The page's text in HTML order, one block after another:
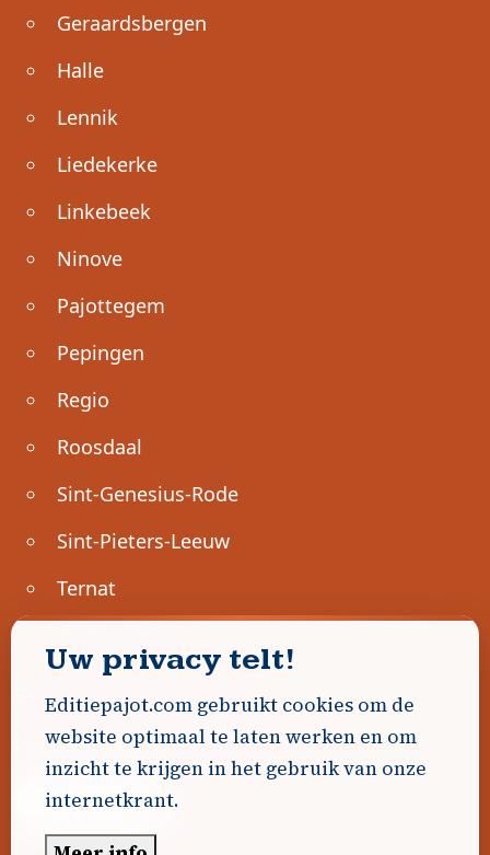
Geraardsbergen
Halle
Lennik
Liedekerke
Linkebeek
Ninove
Pajottegem
Pepingen
Regio
Roosdaal
Sint-Genesius-Rode
Sint-Pieters-Leeuw
Ternat
Geen advertenties gevonden.
Uw advertentie hier? Contacteer ons!
Word Partner!
Uw privacy telt!
Editiepajot.com gebruikt cookies om de
website optimaal te laten werken en om
inzicht te krijgen in het gebruik van onze
internetkrant.